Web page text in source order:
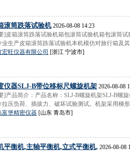
滚筒跌落试验机2026-08-08 14:23
]皮箱滚筒跌落试验机箱包滚筒试验机箱包滚筒
业生产皮箱滚筒跌落试验机本机模仿对旅行箱及
宏旺仪器有限公司 [浙江 宁波市]
仪器SLJ-B带位移标尺螺旋机架 2026-08-08
]产品简介：产品名称：SLJ-B螺旋机架SLJ-B螺
拉压负荷、插拔力、破坏试验测试。机架采用梯
富堡精密仪器 [山东 青岛市]
平衡机,主轴平衡机,立式平衡机, 2026-08-08